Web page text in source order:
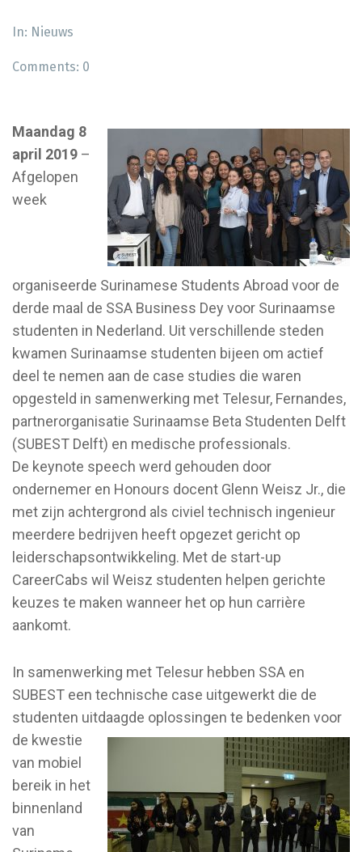
In: Nieuws
Comments: 0
Maandag 8
april 2019 –
Afgelopen
week
organiseerde Surinamese Students Abroad voor de
derde maal de SSA Business Dey voor Surinaamse
studenten in Nederland. Uit verschillende steden
kwamen Surinaamse studenten bijeen om actief
deel te nemen aan de case studies die waren
opgesteld in samenwerking met Telesur, Fernandes,
partnerorganisatie Surinaamse Beta Studenten Delft
(SUBEST Delft) en medische professionals.
De keynote speech werd gehouden door
ondernemer en Honours docent Glenn Weisz Jr., die
met zijn achtergrond als civiel technisch ingenieur
meerdere bedrijven heeft opgezet gericht op
leiderschapsontwikkeling. Met de start-up
CareerCabs wil Weisz studenten helpen gerichte
keuzes te maken wanneer het op hun carrière
aankomt.
In samenwerking met Telesur hebben SSA en
SUBEST een technische case uitgewerkt die de
studenten uitdaagde oplossingen te bedenken voor
de kwestie
van mobiel
bereik in het
binnenland
van